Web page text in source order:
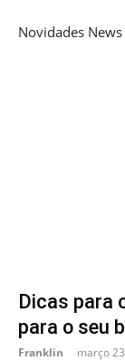
Novidades News
Dicas para
para o seu
Franklin março